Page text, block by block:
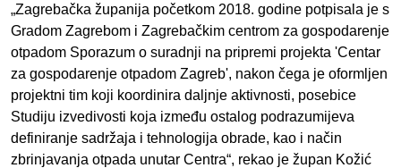
„Zagrebačka županija početkom 2018. godine potpisala je s
Gradom Zagrebom i Zagrebačkim centrom za gospodarenje
otpadom Sporazum o suradnji na pripremi projekta 'Centar
za gospodarenje otpadom Zagreb', nakon čega je oformljen
projektni tim koji koordinira daljnje aktivnosti, posebice
Studiju izvedivosti koja između ostalog podrazumijeva
definiranje sadržaja i tehnologija obrade, kao i način
zbrinjavanja otpada unutar Centra“, rekao je župan Kožić